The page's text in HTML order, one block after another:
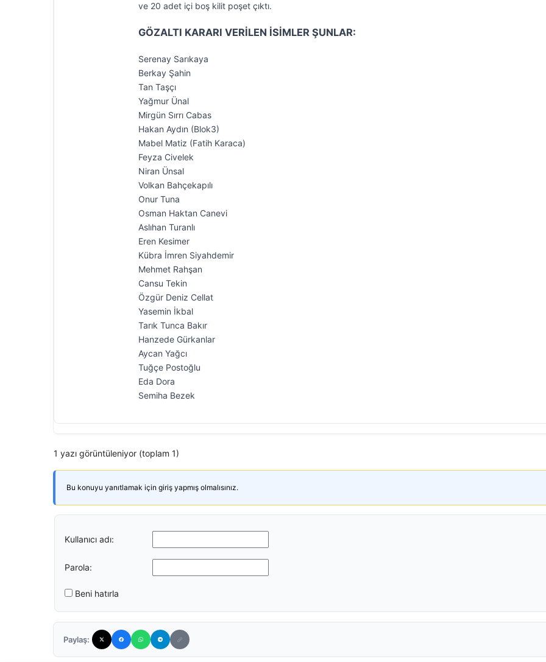
ve 20 adet içi boş kilit poşet çıktı.
GÖZALTI KARARI VERİLEN İSİMLER ŞUNLAR:
Serenay Sarıkaya
Berkay Şahin
Tan Taşçı
Yağmur Ünal
Mirgün Sırrı Cabas
Hakan Aydın (Blok3)
Mabel Matiz (Fatih Karaca)
Feyza Civelek
Niran Ünsal
Volkan Bahçekapılı
Onur Tuna
Osman Haktan Canevi
Aslıhan Turanlı
Eren Kesimer
Kübra İmren Siyahdemir
Mehmet Rahşan
Cansu Tekin
Özgür Deniz Cellat
Yasemin İkbal
Tarık Tunca Bakır
Hanzede Gürkanlar
Aycan Yağcı
Tuğçe Postoğlu
⁠⁠Eda Dora
Semiha Bezek
1 yazı görüntüleniyor (toplam 1)
Bu konuyu yanıtlamak için giriş yapmış olmalısınız.
Kullanıcı adı:
Parola:
Beni hatırla
Paylaş: